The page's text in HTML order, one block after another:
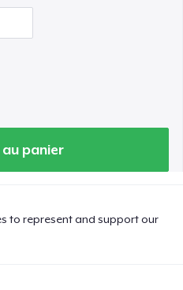
panier
to represent and support our